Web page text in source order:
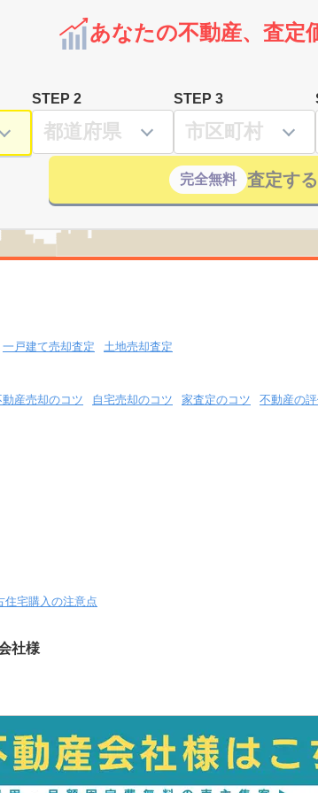
あなたの不動産、査定
STEP 2 STEP 3
完全無料 査定する
一戸建て売却査定 土地売却査定
動産売却のコツ 自宅売却のコツ 家査定のコツ 不動産の
住宅購入の注意点
社様